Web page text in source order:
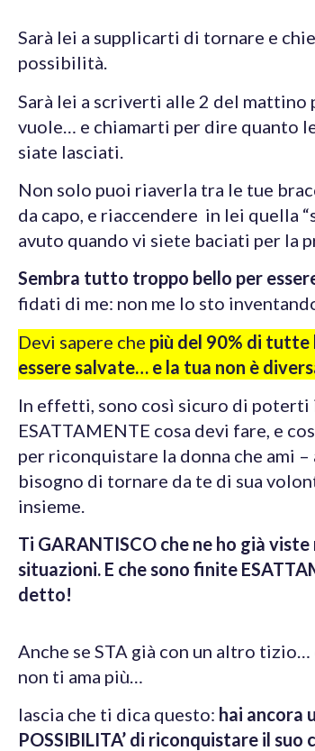
Sarà lei a supplicarti di tornare e
possibilità.
Sarà lei a scriverti alle 2 del
vuole… e chiamarti per dire quanto
siate lasciati.
Non solo puoi riaverla tra le tue
da capo, e riaccendere in lei quella
avuto quando vi siete baciati per la
Sembra tutto troppo bello per
fidati di me: non me lo sto
Devi sapere che più del 90% di tutte
essere salvate… e la tua non è
In effetti, sono così sicuro di poterti
ESATTAMENTE cosa devi fare, e
per riconquistare la donna che ami
bisogno di tornare da te di sua
insieme.
Ti GARANTISCO che ne ho già
situazioni. E che sono finite
detto!
Anche se STA già con un altro
non ti ama più…
lascia che ti dica questo: hai ancora
POSSIBILITA’ di riconquistare il suo